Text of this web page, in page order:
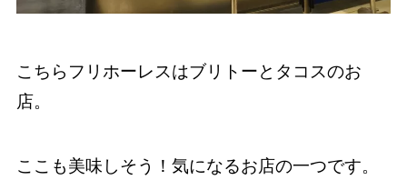
こちらフリホーレスはブリトーとタコスのお
店。
ここも美味しそう！気になるお店の一つです。